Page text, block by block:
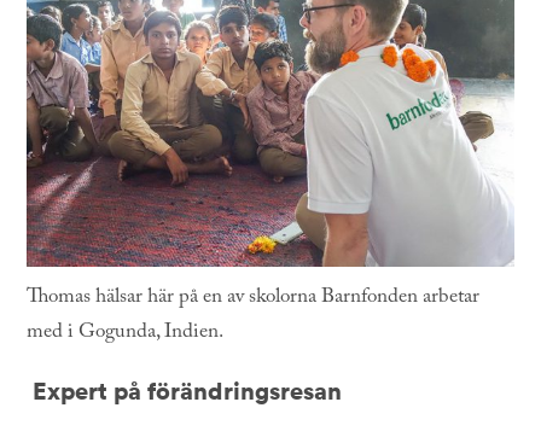
Thomas hälsar här på en av skolorna Barnfonden arbetar
med i Gogunda, Indien.
Expert på förändringsresan